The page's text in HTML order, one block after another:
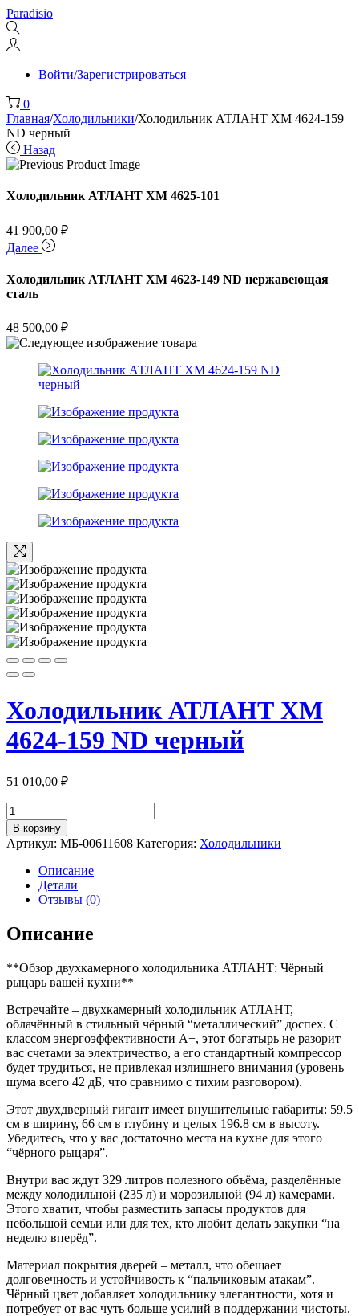
Перейти
к
навигации
Перейти
к
содержимому
Paradisio
Войти/Зарегистрироваться
0
Главная/Холодильники/Холодильник АТЛАНТ ХМ 4624-159
ND черный
Назад
Холодильник АТЛАНТ ХМ 4625-101
41 900,00 ₽
Далее
Холодильник АТЛАНТ ХМ 4623-149 ND нержавеющая
сталь
48 500,00 ₽
Холодильник АТЛАНТ ХМ
4624-159 ND черный
51 010,00 ₽
Количество
товара
Холодильник
АТЛАНТ
ХМ
4624-
черный
В корзину
Артикул: МБ-00611608 Категория: Холодильники
Описание
Детали
Отзывы (0)
Описание
**Обзор двухкамерного холодильника АТЛАНТ: Чёрный
рыцарь вашей кухни**
Встречайте – двухкамерный холодильник АТЛАНТ,
облачённый в стильный чёрный “металлический” доспех. С
классом энергоэффективности A+, этот богатырь не разорит
вас счетами за электричество, а его стандартный компрессор
будет трудиться, не привлекая излишнего внимания (уровень
шума всего 42 дБ, что сравнимо с тихим разговором).
Этот двухдверный гигант имеет внушительные габариты: 59.5
см в ширину, 66 см в глубину и целых 196.8 см в высоту.
Убедитесь, что у вас достаточно места на кухне для этого
“чёрного рыцаря”.
Внутри вас ждут 329 литров полезного объёма, разделённые
между холодильной (235 л) и морозильной (94 л) камерами.
Этого хватит, чтобы разместить запасы продуктов для
небольшой семьи или для тех, кто любит делать закупки “на
неделю вперёд”.
Материал покрытия дверей – металл, что обещает
долговечность и устойчивость к “пальчиковым атакам”.
Чёрный цвет добавляет холодильнику элегантности, хотя и
потребует от вас чуть больше усилий в поддержании чистоты.